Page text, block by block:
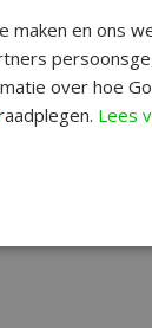
en ons
over hoe
Lees